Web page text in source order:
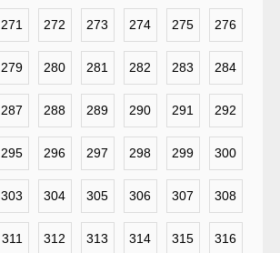
271 272 273 274 275 276
279 280 281 282 283 284
287 288 289 290 291 292
295 296 297 298 299 300
303 304 305 306 307 308
311 312 313 314 315 316